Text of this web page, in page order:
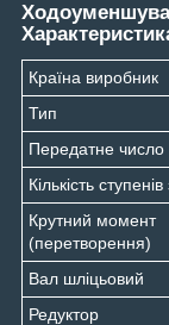
Країна виробник
Тип
Передатне число
Кількість
Крутний момент
(перетворення)
Вал шліцьовий
Редуктор